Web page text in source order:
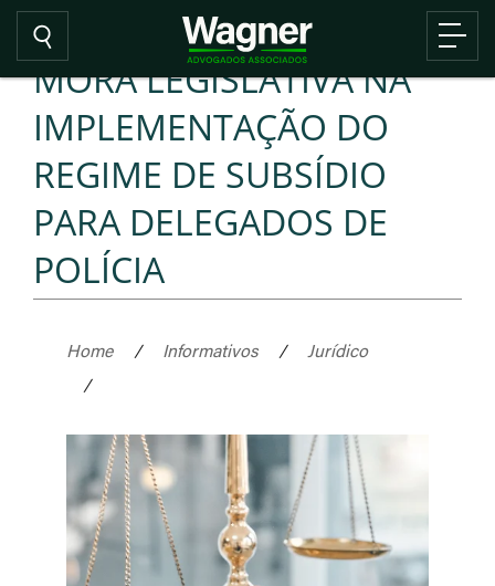
MORA LEGISLATIVA NA
IMPLEMENTAÇÃO DO
REGIME DE SUBSÍDIO
PARA DELEGADOS DE
POLÍCIA
Home / Informativos /
Jurídico
/